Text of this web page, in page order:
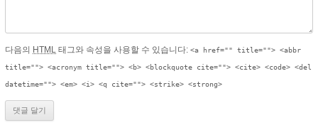
다음의 HTML 태그와 속성을 사용할 수 있습니다: <a href="" title=""> <abbr
title=""> <acronym title=""> <b> <blockquote cite=""> <cite> <code> <del
datetime=""> <em> <i> <q cite=""> <strike> <strong>